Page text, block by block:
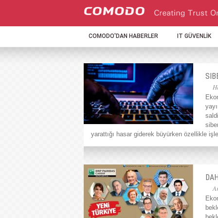
COMODO'DAN HABERLER IT GÜVENLİK
yarattığı hasar giderek büyürken özellikle